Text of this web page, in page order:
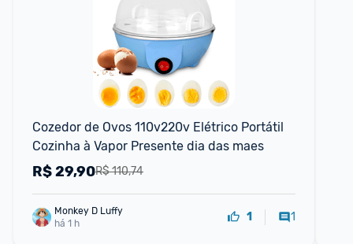
Cozedor de Ovos 110v220v Elétrico Portátil
Cozinha à Vapor Presente dia das maes
R$ 110,74
R$29,90
Monkey D Luffy
há 1 h
1 1